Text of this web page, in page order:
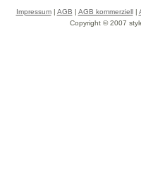
Impressum| AGB | AGB kommerziell|
Copyright © 2007